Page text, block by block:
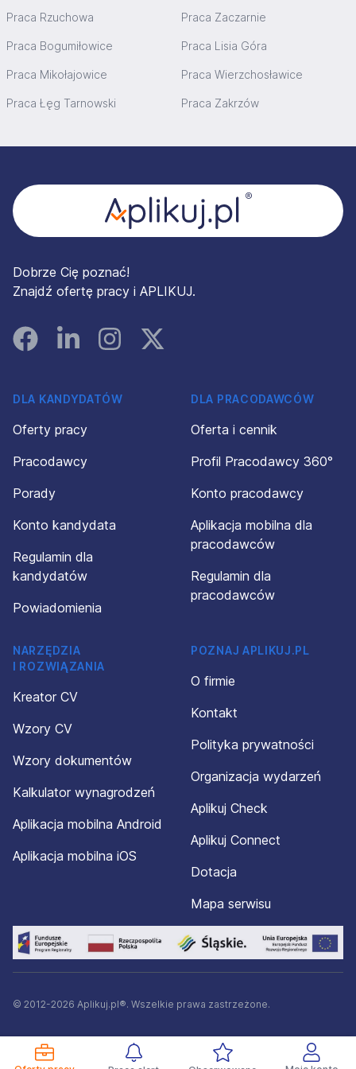
Praca Rzuchowa Praca Zaczarnie
Praca Bogumiłowice Praca Lisia Góra
Praca Mikołajowice Praca Wierzchosławice
Praca Łęg Tarnowski Praca Zakrzów
Dobrze Cię poznać!
Znajdź ofertę pracy i APLIKUJ.
FacebookLinked InInstagramInstagram
DLA KANDYDATÓW
Oferty pracy
Pracodawcy
Porady
Konto kandydata
Regulamin dla
kandydatów
Powiadomienia
DLA PRACODAWCÓW
Oferta i cennik
Profil Pracodawcy 360°
Konto pracodawcy
Aplikacja mobilna dla
pracodawców
Regulamin dla
pracodawców
NARZĘDZIA
I ROZWIĄZANIA
Kreator CV
Wzory CV
Wzory dokumentów
Kalkulator wynagrodzeń
Aplikacja mobilna Android
Aplikacja mobilna iOS
POZNAJ APLIKUJ.PL
O firmie
Kontakt
Polityka prywatności
Organizacja wydarzeń
Aplikuj Check
Aplikuj Connect
Dotacja
Mapa serwisu
© 2012-2026 Aplikuj.pl®. Wszelkie prawa zastrzeżone.